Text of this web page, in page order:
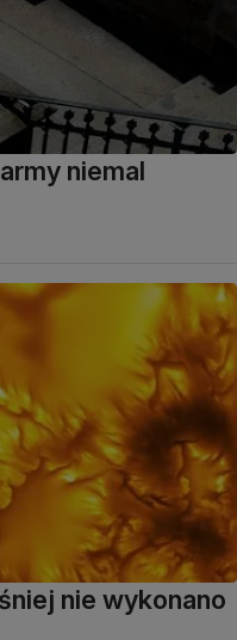
niemal
nie wykonano